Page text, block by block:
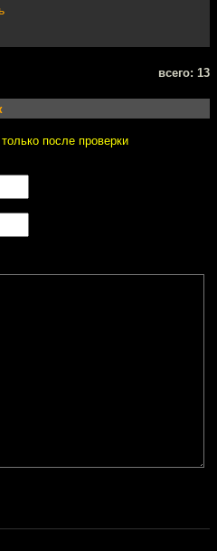
всего: 13
после проверки